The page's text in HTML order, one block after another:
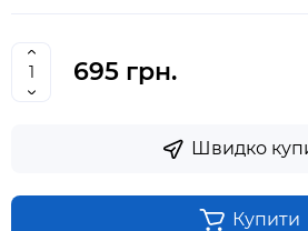
695 грн.
Швидко
Купити